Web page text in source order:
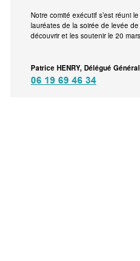
Notre comité exécutif s’est réuni
lauréates de la soirée de levée
découvrir et les soutenir le 20
Patrice HENRY, Délégué Général
06 19 69 46 34